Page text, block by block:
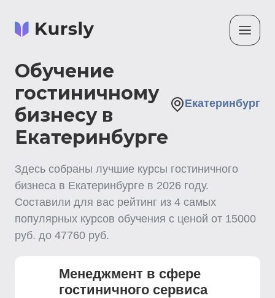
Обучение
гостиничному
бизнесу в
Екатеринбурге
Екатеринбург
Здесь собраны лучшие курсы гостиничного
бизнеса в Екатеринбурге в 2026 году.
Составили для вас рейтинг из 4 самых
популярных курсов обучения с ценой от 15000
руб. до 47760 руб.
Менеджмент в сфере
гостиничного сервиса